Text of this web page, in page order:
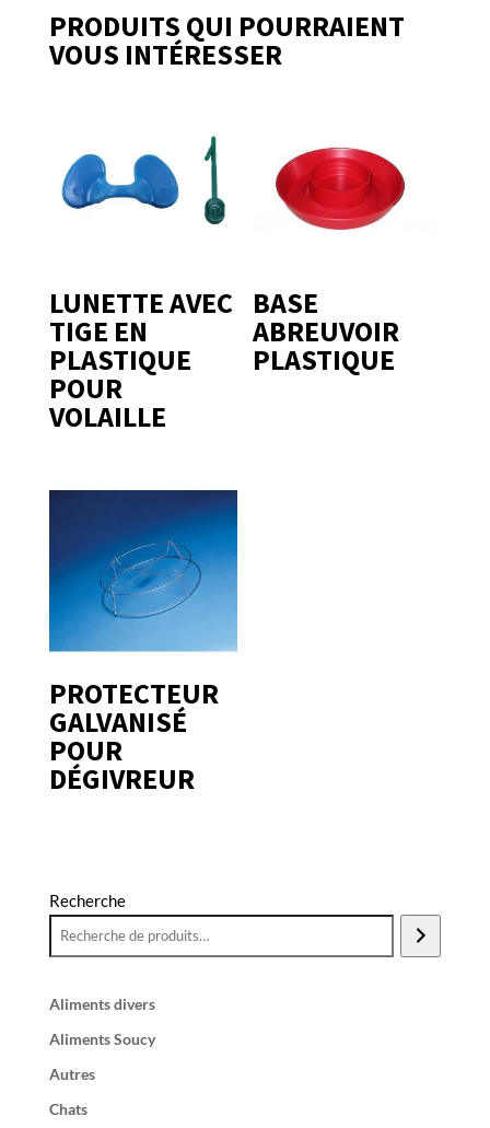
PRODUITS QUI POURRAIENT
VOUS INTÉRESSER
LUNETTE AVEC
TIGE EN
PLASTIQUE
POUR
VOLAILLE
BASE
ABREUVOIR
PLASTIQUE
PROTECTEUR
GALVANISÉ
POUR
DÉGIVREUR
Recherche
Aliments divers
Aliments Soucy
Autres
Chats